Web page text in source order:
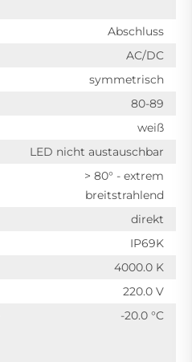
Abschluss
AC/DC
symmetrisch
80-89
weiß
LED nicht austauschbar
> 80° - extrem
breitstrahlend
direkt
IP69K
4000.0 K
220.0 V
-20.0 °C